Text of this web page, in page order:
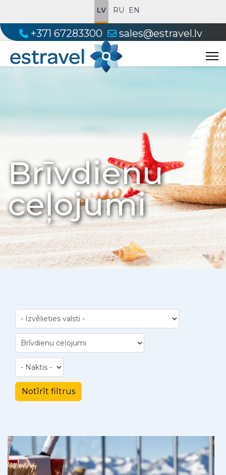
LV RU EN
+371 67283300 sales@estravel.lv
Brīvdienu
ceļojumi